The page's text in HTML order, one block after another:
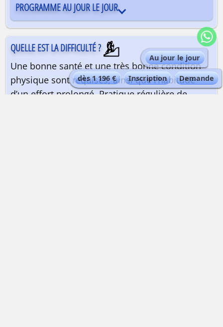
dès 1 196 € Inscription Demande
Au jour le jour
PROGRAMME AU JOUR LE JOUR
QUELLE EST LA DIFFICULTÉ ?
Une bonne santé et une très bonne condition
physique sont requises, ainsi que l’habitude
d’un effort prolongé. Pratique régulière de